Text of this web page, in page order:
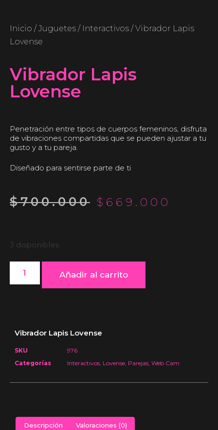
Inicio / Juguetes / Interactivos / Vibrador Lapis
Lovense
Vibrador Lapis
Lovense
Penetración entre tipos de cuerpos femeninos, disfruta
de vibraciones compartidas que se pueden ajustar a tu
gusto y a tu pareja.
Diseñado para sentirse parte de ti
$700.000 $ 669.000
3 disponibles
Añadir al carrito
Vibrador Lapis Lovense
SKU
976
Categorías
Interactivos Lovense Parejas Web Cam
Descripción Valoraciones (0)